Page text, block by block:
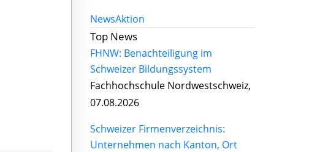
NewsAktion
Top News
FHNW: Benachteiligung im
Schweizer Bildungssystem
Fachhochschule Nordwestschweiz,
07.08.2026
Schweizer Firmenverzeichnis:
Unternehmen nach Kanton, Ort